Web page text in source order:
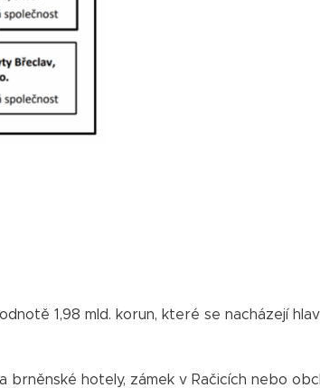
1,98 mld. korun, které se nacházejí
hotely, zámek v Račicích nebo